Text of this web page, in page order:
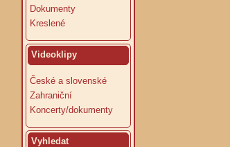
Dokumenty
Kreslené
Videoklipy
České a slovenské
Zahraniční
Koncerty/dokumenty
Vyhledat